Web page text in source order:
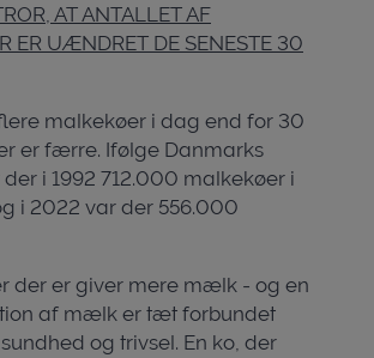
AT ANTALLET AF
ER UÆNDRET DE SENESTE 30
malkekøer i dag end for 30
er færre. Ifølge Danmarks
i 1992 712.000 malkekøer i
i 2022 var der 556.000
der er giver mere mælk - og en
af mælk er tæt forbundet
og trivsel. En ko, der